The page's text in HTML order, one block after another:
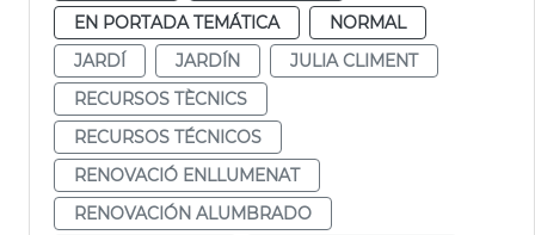
EN PORTADA TEMÁTICA
NORMAL
JARDÍ
JARDÍN
JULIA CLIMENT
RECURSOS TÈCNICS
RECURSOS TÉCNICOS
RENOVACIÓ ENLLUMENAT
RENOVACIÓN ALUMBRADO